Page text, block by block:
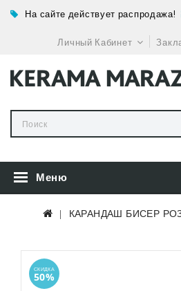
На сайте действует распродажа!
Личный Кабинет
Меню
КАРАНДАШ БИСЕР
СКИДКА
50%